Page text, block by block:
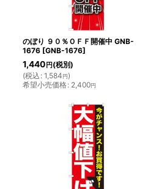
のぼり ９０％ＯＦＦ開催中 GNB-
1676 [GNB-1676]
1,440 円 (税別)
(税込 : 1,584円)
希望小売価格: 2,400円